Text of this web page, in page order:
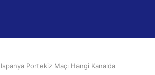
Ispanya Portekiz Maçı Hangi Kanalda